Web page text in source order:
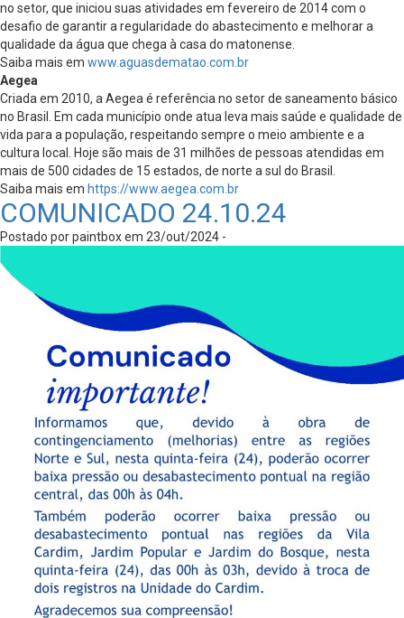
no setor, que iniciou suas atividades em fevereiro de 2014 com o
desafio de garantir a regularidade do abastecimento e melhorar a
qualidade da água que chega à casa do matonense.
Saiba mais em www.aguasdematao.com.br
Aegea
Criada em 2010, a Aegea é referência no setor de saneamento básico
no Brasil. Em cada município onde atua leva mais saúde e qualidade de
vida para a população, respeitando sempre o meio ambiente e a
cultura local. Hoje são mais de 31 milhões de pessoas atendidas em
mais de 500 cidades de 15 estados, de norte a sul do Brasil.
Saiba mais em https://www.aegea.com.br
COMUNICADO 24.10.24
Postado por paintbox em 23/out/2024 -